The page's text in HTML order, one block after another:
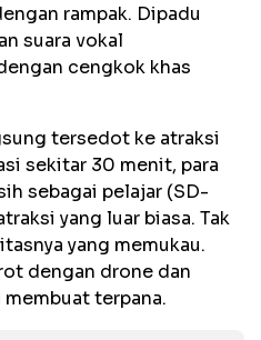
rampak. Dipadu
suara vokal
cengkok khas
tersedot ke atraksi
sekitar 30 menit, para
sebagai pelajar (SD-
yang luar biasa. Tak
yang memukau.
dengan drone dan
terpana.